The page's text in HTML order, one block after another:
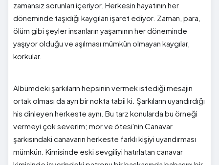
zamansız sorunları içeriyor. Herkesin hayatının her
döneminde taşıdığı kaygıları işaret ediyor. Zaman, para,
ölüm gibi şeyler insanların yaşamının her döneminde
yaşıyor olduğu ve aşılması mümkün olmayan kaygılar,
korkular.
Albümdeki şarkıların hepsinin vermek istediği mesajın
ortak olması da ayrı bir nokta tabii ki. Şarkıların uyandırdığı
his dinleyen herkeste aynı. Bu tarz konularda bu örneği
vermeyi çok severim; mor ve ötesi'nin Canavar
şarkısındaki canavarın herkeste farklı kişiyi uyandırması
mümkün. Kimisinde eski sevgiliyi hatırlatan canavar